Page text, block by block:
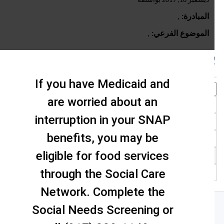
المبادرة: ,
الموضوع الفرعي:,
If you have Medicaid and
are worried about an
interruption in your SNAP
benefits, you may be
eligible for food services
through the Social Care
Network. Complete the
Social Needs Screening or